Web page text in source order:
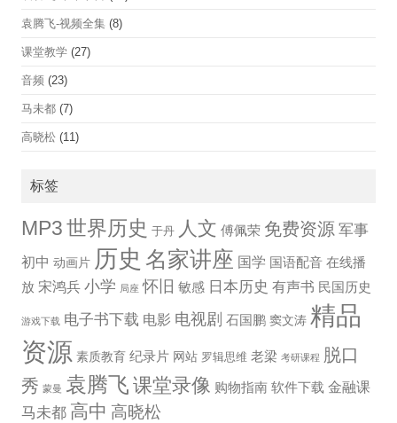
袁腾飞-视频全集 (8)
课堂教学 (27)
音频 (23)
马未都 (7)
高晓松 (11)
标签
MP3 世界历史 于丹 人文 傅佩荣 免费资源 军事
初中 动画片 历史 名家讲座 国学 国语配音 在线播
放 宋鸿兵 小学 局座 怀旧 敏感 日本历史 有声书 民国历史
游戏下载 电子书下载 电影 电视剧 石国鹏 窦文涛 精品
资源 素质教育 纪录片 网站 罗辑思维 老梁 考研课程
脱口
秀 蒙曼 袁腾飞 课堂录像 购物指南 软件下载 金融课
马未都 高中 高晓松